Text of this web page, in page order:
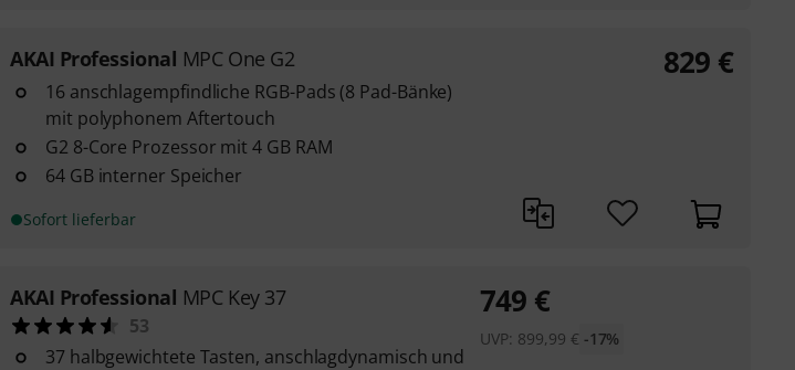
AKAI Professional MPC One G2
16 anschlagempfindliche RGB-Pads (8 Pad-Bänke)
mit polyphonem Aftertouch
G2 8-Core Prozessor mit 4 GB RAM
64 GB interner Speicher
Sofort lieferbar
829 €
AKAI Professional MPC Key 37
53
37 halbgewichtete Tasten, anschlagdynamisch und
749 €
UVP: 899,99 € -17%